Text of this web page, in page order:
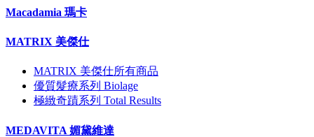
Macadamia 瑪卡
MATRIX 美傑仕
MATRIX 美傑仕所有商品
優質髮療系列 Biolage
極緻奇蹟系列 Total Results
MEDAVITA 媚黛維達